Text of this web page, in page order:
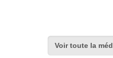
Voir toute la